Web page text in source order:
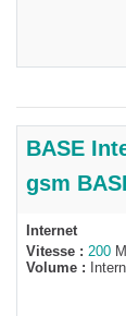
BASE
gsm
Internet
Vitesse : 200
Volume :